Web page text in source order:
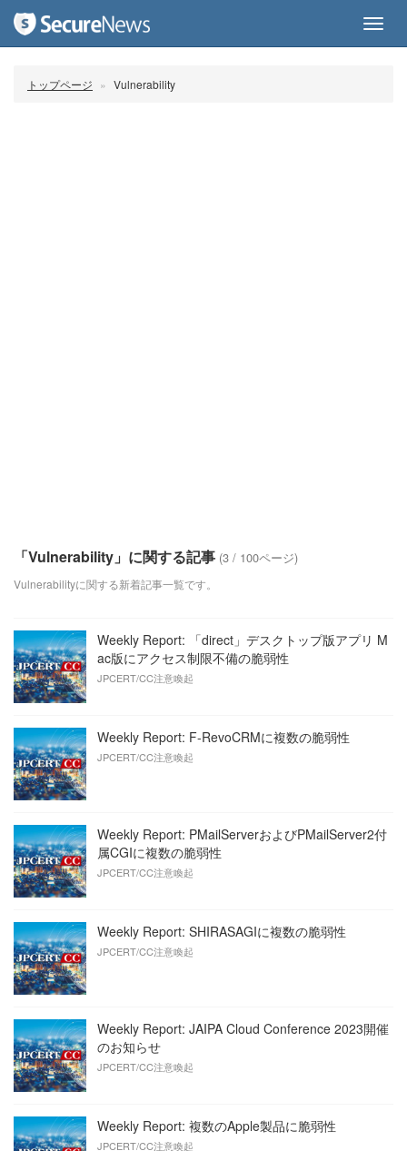
トップページ Vulnerability
「Vulnerability」に関する記事 (3 / 100ページ)
Vulnerabilityに関する新着記事一覧です。
Weekly Report: 「direct」デスクトップ版アプリ M
ac版にアクセス制限不備の脆弱性
JPCERT/CC注意喚起
Weekly Report: F-RevoCRMに複数の脆弱性
JPCERT/CC注意喚起
Weekly Report: PMailServerおよびPMailServer2付
属CGIに複数の脆弱性
JPCERT/CC注意喚起
Weekly Report: SHIRASAGIに複数の脆弱性
JPCERT/CC注意喚起
Weekly Report: JAIPA Cloud Conference 2023開催
のお知らせ
JPCERT/CC注意喚起
Weekly Report: 複数のApple製品に脆弱性
JPCERT/CC注意喚起